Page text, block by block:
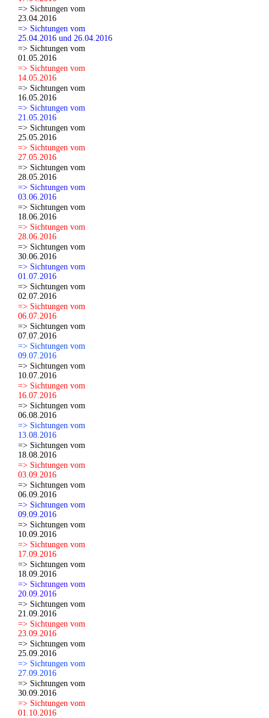
=> Sichtungen vom
23.04.2016
=> Sichtungen vom
25.04.2016 und 26.04.2016
=> Sichtungen vom
01.05.2016
=> Sichtungen vom
14.05.2016
=> Sichtungen vom
16.05.2016
=> Sichtungen vom
21.05.2016
=> Sichtungen vom
25.05.2016
=> Sichtungen vom
27.05.2016
=> Sichtungen vom
28.05.2016
=> Sichtungen vom
03.06.2016
=> Sichtungen vom
18.06.2016
=> Sichtungen vom
28.06.2016
=> Sichtungen vom
30.06.2016
=> Sichtungen vom
01.07.2016
=> Sichtungen vom
02.07.2016
=> Sichtungen vom
06.07.2016
=> Sichtungen vom
07.07.2016
=> Sichtungen vom
09.07.2016
=> Sichtungen vom
10.07.2016
=> Sichtungen vom
16.07.2016
=> Sichtungen vom
06.08.2016
=> Sichtungen vom
13.08.2016
=> Sichtungen vom
18.08.2016
=> Sichtungen vom
03.09.2016
=> Sichtungen vom
06.09.2016
=> Sichtungen vom
09.09.2016
=> Sichtungen vom
10.09.2016
=> Sichtungen vom
17.09.2016
=> Sichtungen vom
18.09.2016
=> Sichtungen vom
20.09.2016
=> Sichtungen vom
21.09.2016
=> Sichtungen vom
23.09.2016
=> Sichtungen vom
25.09.2016
=> Sichtungen vom
27.09.2016
=> Sichtungen vom
30.09.2016
=> Sichtungen vom
01.10.2016